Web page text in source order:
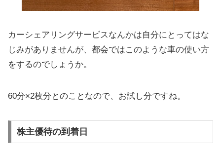
カーシェアリングサービスなんかは自分にとってはな
じみがありませんが、都会ではこのような車の使い方
をするのでしょうか。
60分×2枚分とのことなので、お試し分ですね。
株主優待の到着日